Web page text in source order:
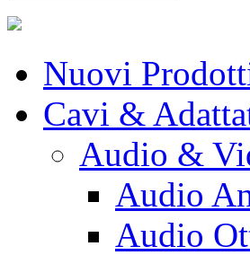
Nuovi
Cavi &
Audio &
Audio
Audio